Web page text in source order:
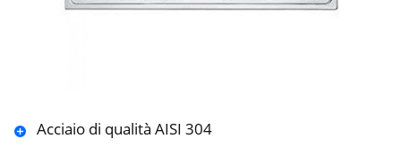
Acciaio di qualità AISI 304